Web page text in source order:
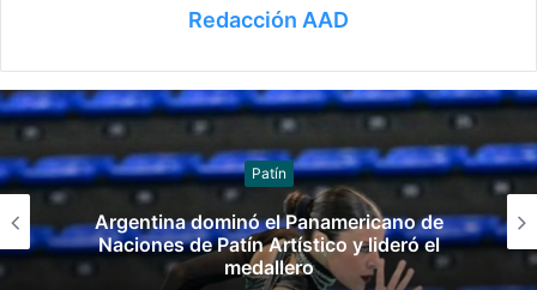
Redacción AAD
Patín
Argentina dominó el Panamericano de
Naciones de Patín Artístico y lideró el
medallero